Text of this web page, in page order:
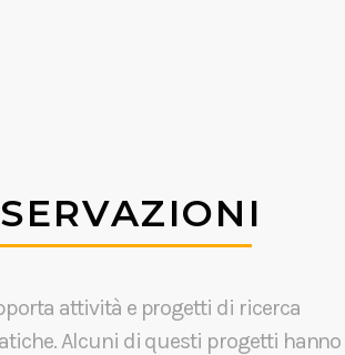
attività e progetti di ricerca
Alcuni di questi progetti hanno